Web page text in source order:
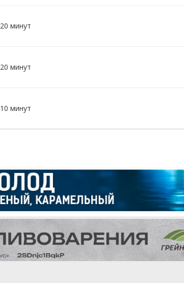
20 минут
20 минут
10 минут